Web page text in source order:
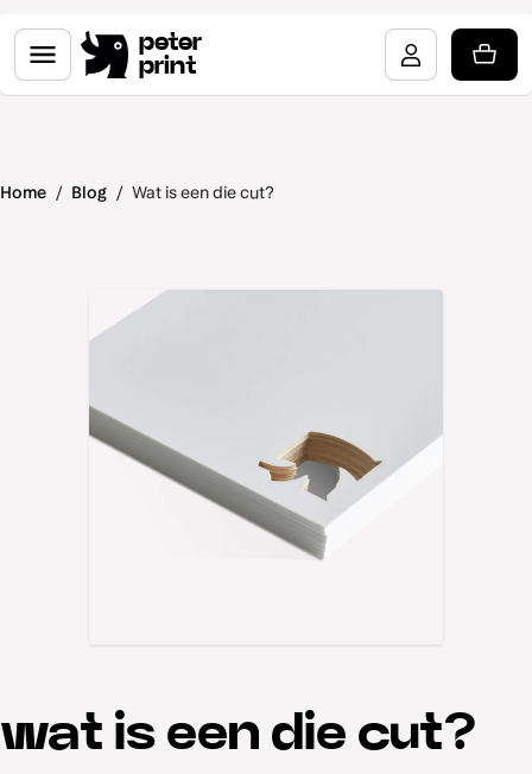
peter
print
Home / Blog / Wat is een die cut?
wat is een die cut?